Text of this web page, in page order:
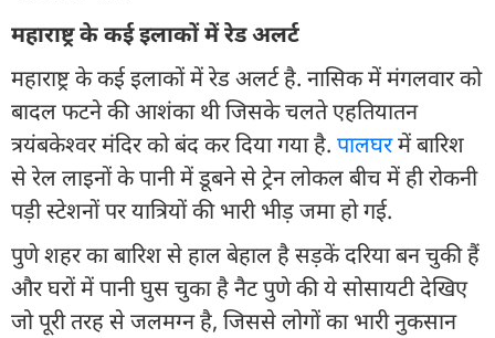
महाराष्ट्र के कई इलाकों में रेड अलर्ट
महाराष्ट्र के कई इलाकों में रेड अलर्ट है. नासिक में मंगलवार को
बादल फटने की आशंका थी जिसके चलते एहतियातन
त्रयंबकेश्वर मंदिर को बंद कर दिया गया है. पालघरमें बारिश
से रेल लाइनों के पानी में डूबने से ट्रेन लोकल बीच में ही रोकनी
पड़ी स्टेशनों पर यात्रियों की भारी भीड़ जमा हो गई.
पुणे शहर का बारिश से हाल बेहाल है सड़कें दरिया बन चुकी हैं
और घरों में पानी घुस चुका है नैट पुणे की ये सोसायटी देखिए
जो पूरी तरह से जलमग्न है, जिससे लोगों का भारी नुकसान